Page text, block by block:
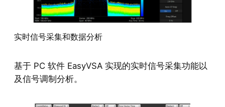
实时信号采集和数据分析
基于 PC 软件 EasyVSA 实现的实时信号采集功能以
及信号调制分析。